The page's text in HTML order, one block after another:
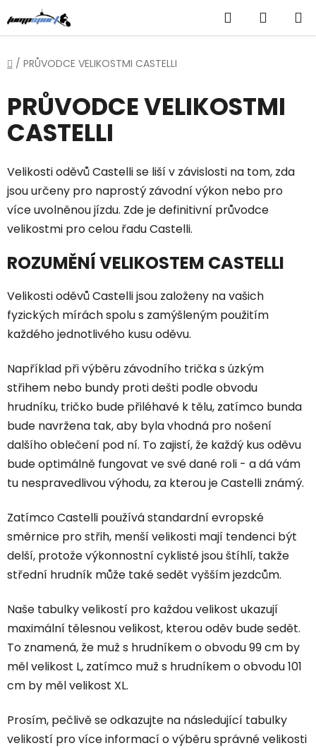
na
obsah
Hledat
KOŠÍK
Domů
/ PRŮVODCE VELIKOSTMI CASTELLI
PRŮVODCE VELIKOSTMI
CASTELLI
Velikosti oděvů Castelli se liší v závislosti na tom, zda
jsou určeny pro naprostý závodní výkon nebo pro
více uvolněnou jízdu. Zde je definitivní průvodce
velikostmi pro celou řadu Castelli.
ROZUMĚNÍ VELIKOSTEM CASTELLI
Velikosti oděvů Castelli jsou založeny na vašich
fyzických mírách spolu s zamýšleným použitím
každého jednotlivého kusu oděvu.
Například při výběru závodního trička s úzkým
střihem nebo bundy proti dešti podle obvodu
hrudníku, tričko bude přiléhavé k tělu, zatímco bunda
bude navržena tak, aby byla vhodná pro nošení
dalšího oblečení pod ní. To zajistí, že každý kus oděvu
bude optimálně fungovat ve své dané roli - a dá vám
tu nespravedlivou výhodu, za kterou je Castelli známý.
Zatímco Castelli používá standardní evropské
směrnice pro střih, menší velikosti mají tendenci být
delší, protože výkonnostní cyklisté jsou štíhlí, takže
střední hrudník může také sedět vyšším jezdcům.
Naše tabulky velikostí pro každou velikost ukazují
maximální tělesnou velikost, kterou oděv bude sedět.
To znamená, že muž s hrudníkem o obvodu 99 cm by
měl velikost L, zatímco muž s hrudníkem o obvodu 101
cm by měl velikost XL.
Prosím, pečlivě se odkazujte na následující tabulky
velikostí pro více informací o výběru správné velikosti